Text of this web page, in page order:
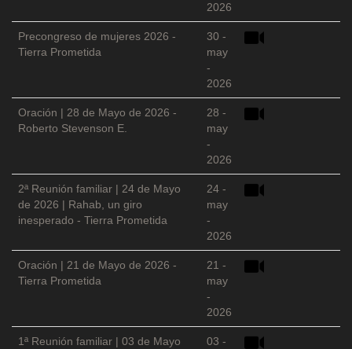
2026
Precongreso de mujeres 2026 -
Tierra Prometida
30 -
may
-
2026
Oración | 28 de Mayo de 2026 -
Roberto Stevenson E.
28 -
may
-
2026
2ª Reunión familiar | 24 de Mayo
de 2026 | Rahab, un giro
inesperado - Tierra Prometida
24 -
may
-
2026
Oración | 21 de Mayo de 2026 -
Tierra Prometida
21 -
may
-
2026
1ª Reunión familiar | 03 de Mayo
03 -